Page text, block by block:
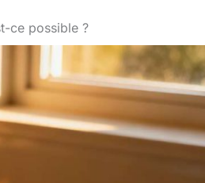
ce possible ?